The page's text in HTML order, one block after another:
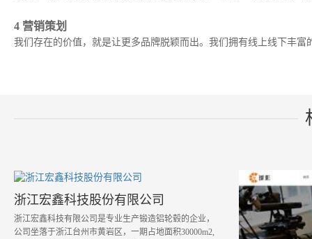
4 营销策划
我们存在的价值，就是让更多品牌脱颖而出。我们拥有线上线下丰
浙江宏鑫科技股份有限公司
浙江宏鑫科技有限公司是专业生产锻造铝轮毂的企业，
公司坐落于浙江台州市黄岩区，一期占地面积30000m2,